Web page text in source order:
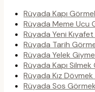
Rüyada Kapı
Rüyada Meme Ucu
Rüyada Yeni
Rüyada Tarih
Rüyada Yelek
Rüyada Kapı
Rüyada Kız
Rüyada Sos Görmek